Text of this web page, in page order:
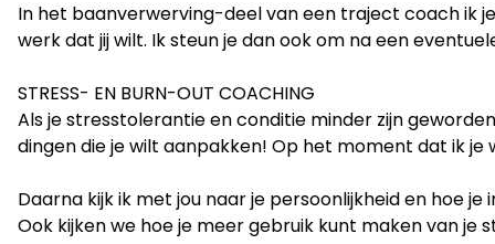
In het baanverwerving-deel van een traject coach ik
werk dat jij wilt. Ik steun je dan ook om na een
STRESS- EN BURN-OUT COACHING
Als je stresstolerantie en conditie minder zijn
dingen die je wilt aanpakken! Op het moment dat ik
Daarna kijk ik met jou naar je persoonlijkheid en hoe
Ook kijken we hoe je meer gebruik kunt maken van